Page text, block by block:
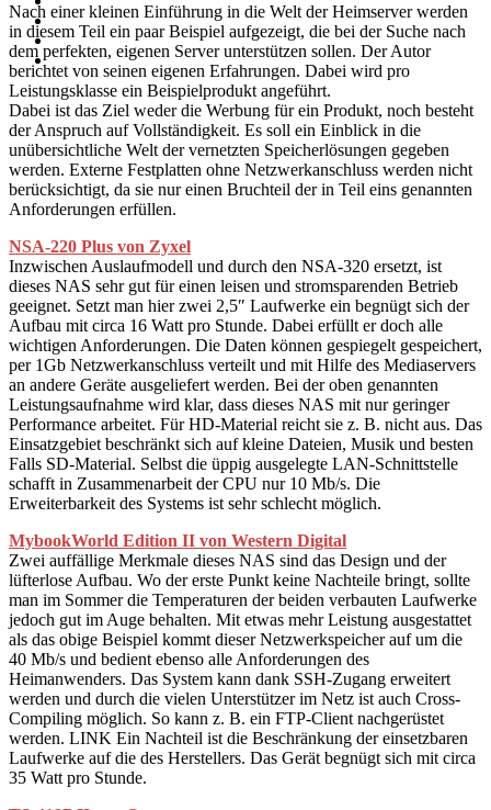
Nach einer kleinen Einführung in die Welt der Heimserver werden
in diesem Teil ein paar Beispiel aufgezeigt, die bei der Suche nach
dem perfekten, eigenen Server unterstützen sollen. Der Autor
berichtet von seinen eigenen Erfahrungen. Dabei wird pro
Leistungsklasse ein Beispielprodukt angeführt.
Dabei ist das Ziel weder die Werbung für ein Produkt, noch besteht
der Anspruch auf Vollständigkeit. Es soll ein Einblick in die
unübersichtliche Welt der vernetzten Speicherlösungen gegeben
werden. Externe Festplatten ohne Netzwerkanschluss werden nicht
berücksichtigt, da sie nur einen Bruchteil der in Teil eins genannten
Anforderungen erfüllen.
NSA-220 Plus von Zyxel
Inzwischen Auslaufmodell und durch den NSA-320 ersetzt, ist
dieses NAS sehr gut für einen leisen und stromsparenden Betrieb
geeignet. Setzt man hier zwei 2,5″ Laufwerke ein begnügt sich der
Aufbau mit circa 16 Watt pro Stunde. Dabei erfüllt er doch alle
wichtigen Anforderungen. Die Daten können gespiegelt gespeichert,
per 1Gb Netzwerkanschluss verteilt und mit Hilfe des Mediaservers
an andere Geräte ausgeliefert werden. Bei der oben genannten
Leistungsaufnahme wird klar, dass dieses NAS mit nur geringer
Performance arbeitet. Für HD-Material reicht sie z. B. nicht aus. Das
Einsatzgebiet beschränkt sich auf kleine Dateien, Musik und besten
Falls SD-Material. Selbst die üppig ausgelegte LAN-Schnittstelle
schafft in Zusammenarbeit der CPU nur 10 Mb/s. Die
Erweiterbarkeit des Systems ist sehr schlecht möglich.
MybookWorld Edition II von Western Digital
Zwei auffällige Merkmale dieses NAS sind das Design und der
lüfterlose Aufbau. Wo der erste Punkt keine Nachteile bringt, sollte
man im Sommer die Temperaturen der beiden verbauten Laufwerke
jedoch gut im Auge behalten. Mit etwas mehr Leistung ausgestattet
als das obige Beispiel kommt dieser Netzwerkspeicher auf um die
40 Mb/s und bedient ebenso alle Anforderungen des
Heimanwenders. Das System kann dank SSH-Zugang erweitert
werden und durch die vielen Unterstützer im Netz ist auch Cross-
Compiling möglich. So kann z. B. ein FTP-Client nachgerüstet
werden. LINK Ein Nachteil ist die Beschränkung der einsetzbaren
Laufwerke auf die des Herstellers. Das Gerät begnügt sich mit circa
35 Watt pro Stunde.